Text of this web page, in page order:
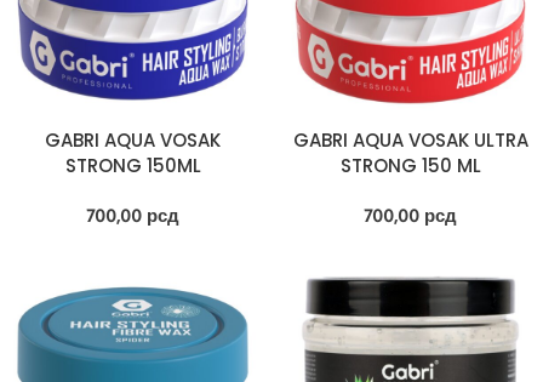
GABRI AQUA VOSAK
STRONG 150ML
700,00 рсд
GABRI AQUA VOSAK ULTRA
STRONG 150 ML
700,00 рсд